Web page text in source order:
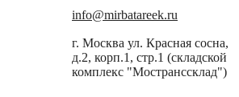
info@mirbatareek.ru
г. Москва ул. Красная сосна,
д.2, корп.1, стр.1 (складской
комплекс "Мостранссклад")